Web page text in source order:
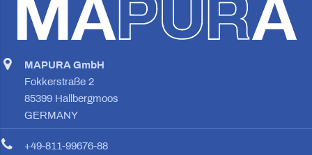
MAPURA GmbH
Fokkerstraße 2
85399 Hallbergmoos
GERMANY
+49-811-99676-88